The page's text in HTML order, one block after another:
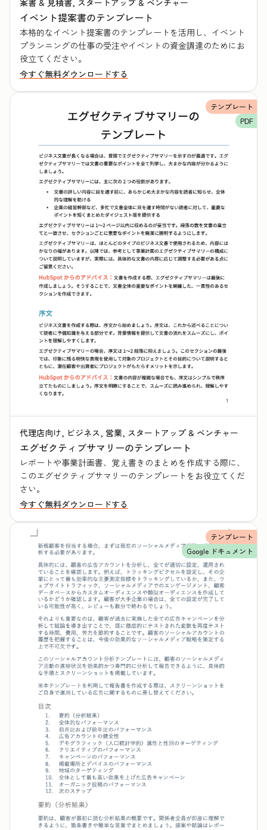
イベント提案書のテンプレート
本格的なイベント提案書のテンプレートを活用し、イベント
プランニングの仕事の受注やイベントの資金調達のためにお
役立てください。
今すぐ無料ダウンロードする
テンプレート
PDF
代理店向け, ビジネス, 営業, スタートアップ & ベンチャー
エグゼクティブサマリーのテンプレート
レポートや事業計画書、覚え書きのまとめを作成する際に、
このエグゼクティブサマリーのテンプレートをお役立てくだ
さい。
今すぐ無料ダウンロードする
テンプレート
Google ドキュメント